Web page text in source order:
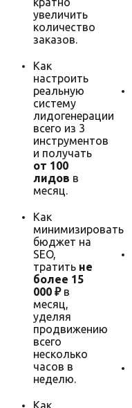
увеличить
количество
заказов.
Как
настроить
реальную
систему
лидогенерации
всего из 3
инструментов
и получать
от 100
лидов в
месяц.
Как
минимизировать
бюджет на
SEO,
тратить не
более 15
000 ₽в
месяц,
уделяя
продвижению
всего
несколько
часов в
неделю.
Как